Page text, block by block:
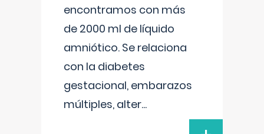
encontramos con más
de 2000 ml de líquido
amniótico. Se relaciona
con la diabetes
gestacional, embarazos
múltiples, alter...